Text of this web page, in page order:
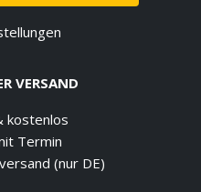
VERSAND
kostenlos
Termin
(nur DE)